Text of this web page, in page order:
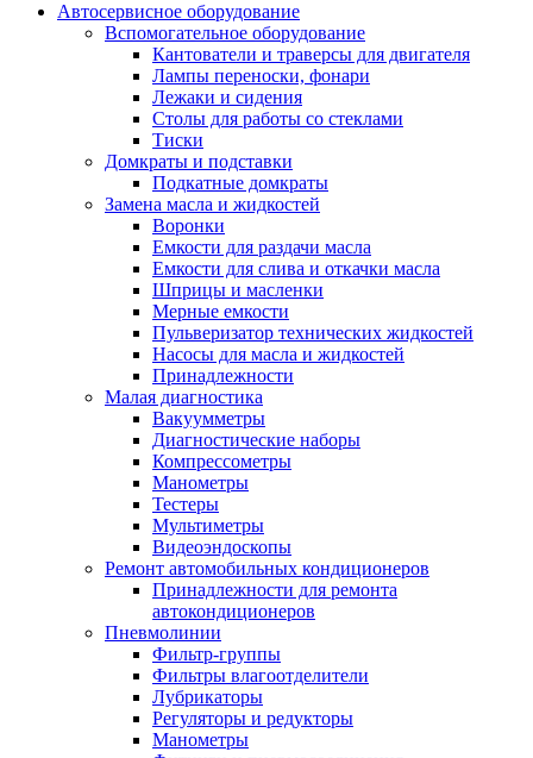
Автосервисное оборудование
Вспомогательное оборудование
Кантователи и траверсы для двигателя
Лампы переноски, фонари
Лежаки и сидения
Столы для работы со стеклами
Тиски
Домкраты и подставки
Подкатные домкраты
Замена масла и жидкостей
Воронки
Емкости для раздачи масла
Емкости для слива и откачки масла
Шприцы и масленки
Мерные емкости
Пульверизатор технических жидкостей
Насосы для масла и жидкостей
Принадлежности
Малая диагностика
Вакуумметры
Диагностические наборы
Компрессометры
Манометры
Тестеры
Мультиметры
Видеоэндоскопы
Ремонт автомобильных кондиционеров
Принадлежности для ремонта
автокондиционеров
Пневмолинии
Фильтр-группы
Фильтры влагоотделители
Лубрикаторы
Регуляторы и редукторы
Манометры